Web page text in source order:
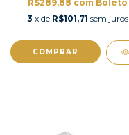
R$289,88 com Boleto
3 x de R$101,71 sem juros
COMPRAR